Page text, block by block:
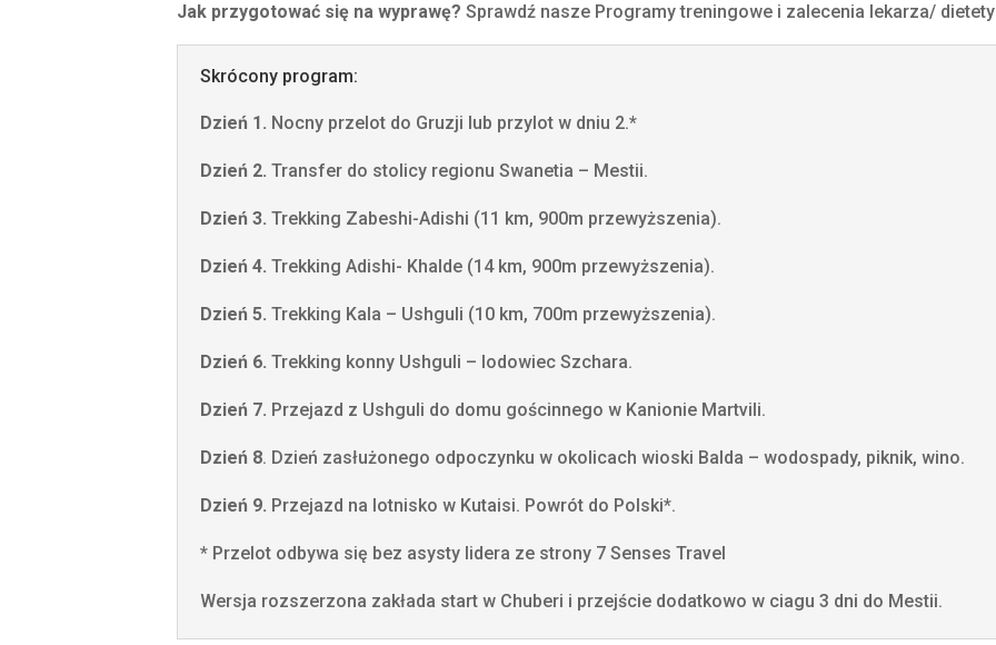
Jak przygotować się na wyprawę? Sprawdź nasze Programy treningowe i zalecenia lekarza/
Skrócony program:
Dzień 1. Nocny przelot do Gruzji lub przylot w dniu 2.*
Dzień 2. Transfer do stolicy regionu Swanetia – Mestii.
Dzień 3. Trekking Zabeshi-Adishi (11 km, 900m przewyższenia).
Dzień 4. Trekking Adishi- Khalde (14 km, 900m przewyższenia).
Dzień 5. Trekking Kala – Ushguli (10 km, 700m przewyższenia).
Dzień 6. Trekking konny Ushguli – lodowiec Szchara.
Dzień 7. Przejazd z Ushguli do domu gościnnego w Kanionie Martvili.
Dzień 8. Dzień zasłużonego odpoczynku w okolicach wioski Balda – wodospady, piknik, wino.
Dzień 9. Przejazd na lotnisko w Kutaisi. Powrót do Polski*.
* Przelot odbywa się bez asysty lidera ze strony 7 Senses Travel
Wersja rozszerzona zakłada start w Chuberi i przejście dodatkowo w ciagu 3 dni do Mestii.